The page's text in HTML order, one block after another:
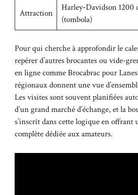
Attraction
Harley‑Davidson 1200
(tombola)
Pour qui cherche à approfondir le
repérer d’autres brocantes ou vide-
en ligne commeBrocabrac pour
régionaux donnent une vue
Les visites sont souvent planifiées
d’un grand marché d’échange, et la
s’inscrit dans cette logique en offrant
complète dédiée aux amateurs.